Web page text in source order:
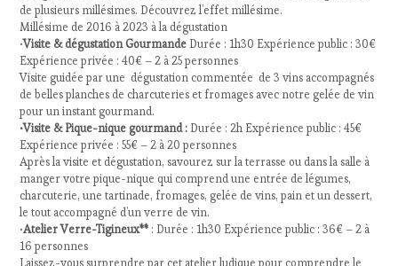
de plusieurs millésimes. Découvrez l’effet millésime.
Millésime de 2016 à 2023 à la dégustation
•Visite & dégustation Gourmande Durée : 1h30 Expérience public : 30€
Expérience privée : 40€ – 2 à 25 personnes
Visite guidée par une dégustation commentée de 3 vins accompagnés
de belles planches de charcuteries et fromages avec notre gelée de vin
pour un instant gourmand.
•Visite & Pique-nique gourmand : Durée : 2h Expérience public : 45€
Expérience privée : 55€ – 2 à 20 personnes
Après la visite et dégustation, savourez sur la terrasse ou dans la salle à
manger votre pique-nique qui comprend une entrée de légumes,
charcuterie, une tartinade, fromages, gelée de vins, pain et un dessert,
le tout accompagné d’un verre de vin.
•Atelier Verre-Tigineux** : Durée : 1h30 Expérience public : 36€ – 2 à
16 personnes
Laissez-vous surprendre par cet atelier ludique pour comprendre le